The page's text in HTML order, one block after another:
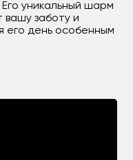
уникальный шарм
вашу заботу и
его день особенным